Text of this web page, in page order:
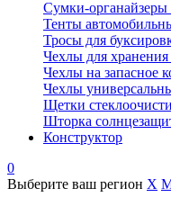
Сумки-органайзеры
Тенты
Тросы для
Чехлы для хранения
Чехлы на запасное
Чехлы
Щетки
Шторка
Конструктор
0
Выберите ваш регион X